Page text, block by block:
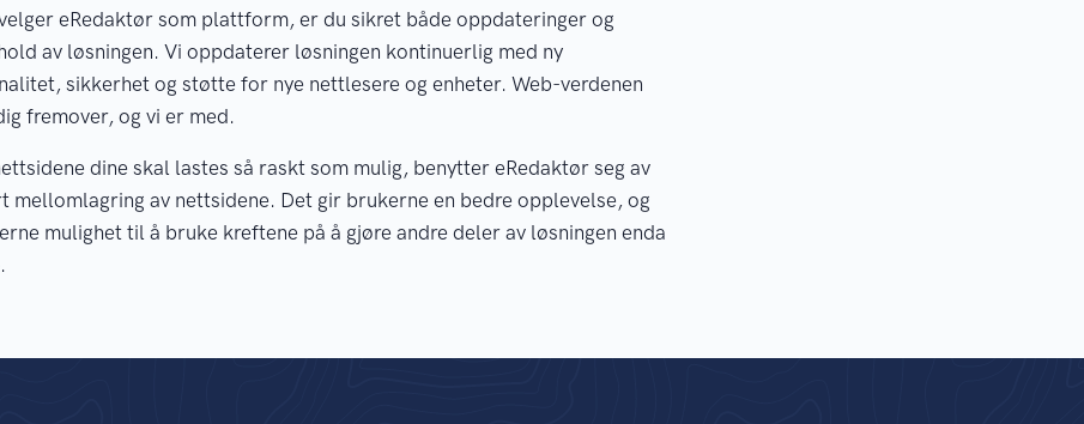
eRedaktør som plattform, er du sikret både oppdateringer og
av løsningen. Vi oppdaterer løsningen kontinuerlig med ny
sikkerhet og støtte for nye nettlesere og enheter. Web-verdenen
fremover, og vi er med.
dine skal lastes så raskt som mulig, benytter eRedaktør seg av
mellomlagring av nettsidene. Det gir brukerne en bedre opplevelse, og
mulighet til å bruke kreftene på å gjøre andre deler av løsningen enda